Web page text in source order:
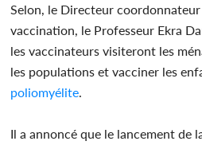
Selon, le Directeur
vaccination, le Professeur Ekra
les vaccinateurs visiteront les
les populations et vacciner les
poliomyélite.
Il a annoncé que le lancement de